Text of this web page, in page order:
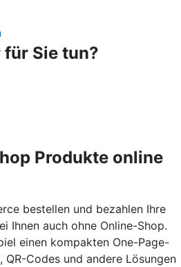
Sie tun?
Produkte online
bestellen und bezahlen Ihre
Ihnen auch ohne Online-Shop.
einen kompakten One-Page-
QR-Codes und andere Lösungen